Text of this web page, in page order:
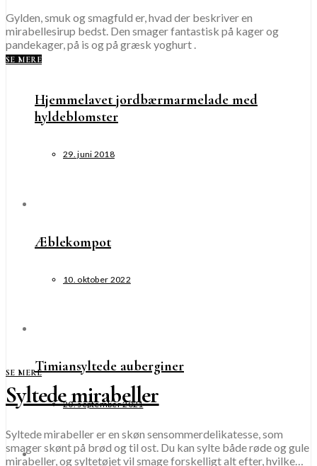
Hjemmelavet jordbærmarmelade med
hyldeblomster
29. juni 2018
Æblekompot
10. oktober 2022
Timiansyltede auberginer
20. september 2021
Gylden, smuk og smagfuld er, hvad der beskriver en
mirabellesirup bedst. Den smager fantastisk på kager og
pandekager, på is og på græsk yoghurt .
SE MERE
SE MERE
Syltede mirabeller
Syltede mirabeller er en skøn sensommerdelikatesse, som
smager skønt på brød og til ost. Du kan sylte både røde og gule
mirabeller, og syltetøjet vil smage forskelligt alt efter, hvilke…